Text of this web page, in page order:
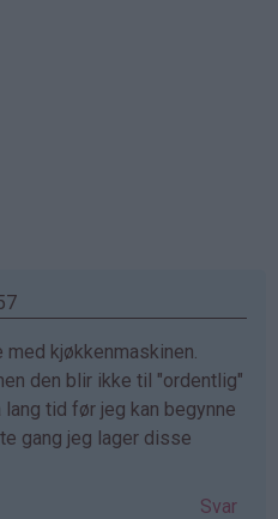
kjøkkenmaskinen.
den blir ikke til "ordentlig"
tid før jeg kan begynne
gang jeg lager disse
Svar